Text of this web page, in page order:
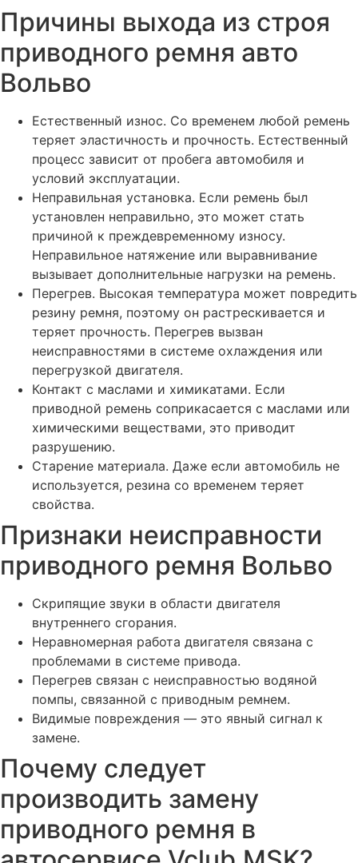
Вольво
Диагностика CAN шины для Вольво
Диагностика, ремонт проводки Вольво
Замена свечей накаливания на дизеле Вольво
Замена сальника распредвала Вольво
Замена сальника привода Вольво
Замена сальника коленвала Вольво
Замена ремня ГРМ Вольво
Замена распредвала автомобиля Вольво
Замена радиатора системы охлаждения Вольво
Замена прокладок свечных колодцев Вольво
Замена прокладки клапанной крышки Вольво
Замена прокладки ГБЦ на Вольво
Замена поршневых колец двигателя Вольво
Замена поршневой группы автомобиля Вольво
Замена подушек двигателя Вольво
Замена поддона картера двигателя Вольво
Замена переднего сальника коленвала Вольво
Замена коленчатого вала двигателя автомобиля Volvo
Замена клапанов двигателя Вольво с притиркой
Замена клапанной крышки автомобиля Вольво
Замена вентиляции ДВС на Вольво
Перевод параметров автомобиля Вольво в европейский
стандарт
Активация круиз-контроля Volvo
Чип-тюнинг двигателя Вольво фирменными прошивками
Установка графических (TFT) панелей для Вольво под
Отключение автонейтрали на автомобиле Вольво
Причины выхода из строя
приводного ремня авто
Вольво
Естественный износ. Со временем любой ремень
теряет эластичность и прочность. Естественный
процесс зависит от пробега автомобиля и
условий эксплуатации.
Неправильная установка. Если ремень был
установлен неправильно, это может стать
причиной к преждевременному износу.
Неправильное натяжение или выравнивание
вызывает дополнительные нагрузки на ремень.
Перегрев. Высокая температура может повредить
резину ремня, поэтому он растрескивается и
теряет прочность. Перегрев вызван
неисправностями в системе охлаждения или
перегрузкой двигателя.
Контакт с маслами и химикатами. Если
приводной ремень соприкасается с маслами или
химическими веществами, это приводит
разрушению.
Старение материала. Даже если автомобиль не
используется, резина со временем теряет
свойства.
Признаки неисправности
приводного ремня Вольво
Скрипящие звуки в области двигателя
внутреннего сгорания.
Неравномерная работа двигателя связана с
проблемами в системе привода.
Перегрев связан с неисправностью водяной
помпы, связанной с приводным ремнем.
Видимые повреждения — это явный сигнал к
замене.
Почему следует
производить замену
приводного ремня в